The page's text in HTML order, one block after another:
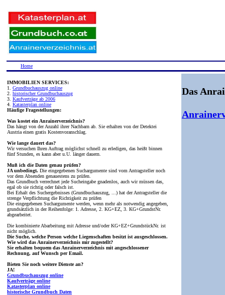
Home
IMMOBILIEN SERVICES:
1. Grundbuchauszug online
2. historischer Grundbuchauszug
3. Kaufverträge ab 2006
4. Katasterplan online
Häufige Fragestellungen:
Was kostet ein Anrainerverzeichnis?
Das hängt von der Anzahl ihrer Nachbarn ab. Sie erhalten von der Detektei
Austria einen gratis Kostenvoranschlag.
Wie lange dauert das?
Wir versuchen Ihren Auftrag möglichst schnell zu erledigen, das heißt binnen
fünf Stunden, es kann aber u.U. länger dauern.
Muß ich die Daten genau prüfen?
JA unbedingt. Die eingegebenen Suchargumente sind vom Antragsteller noch
vor dem Absenden genauestens zu prüfen.
Das Grundbuch verrechnet jede Sucheingabe gnadenlos, auch wir müssen das,
egal ob sie richtig oder falsch ist.
Bei Erhalt des Suchergebnisses (Grundbuchauszug, ...) hat der Antragsteller die
strenge Verpflichtung die Richtigkeit zu prüfen
Die eingegebenen Suchargumente werden, wenn mehr als notwendig angegeben,
grundsätzlich in der Reihenfolge: 1. Adresse, 2. KG+EZ, 3. KG+GrundstNr.
abgearbeitet.
Die kombinierte Abarbeitung mit Adresse und/oder KG+EZ+GrundstückNr. ist
nicht möglich.
Die Suche, welche Person welche Liegenschaften besitzt ist ausgeschlossen.
Wie wird das Anrainerverzeichnis mir zugestellt?
Sie erhalten bequem das Anrainerverzeichnis mit angeschlossener
Rechnung, auf Wunsch per Email.
Bieten Sie noch weitere Dienste an?
JA!
Grundbuchauszug online
Kaufverträge online
Katasterplan online
historische Grundbuch Daten
Das